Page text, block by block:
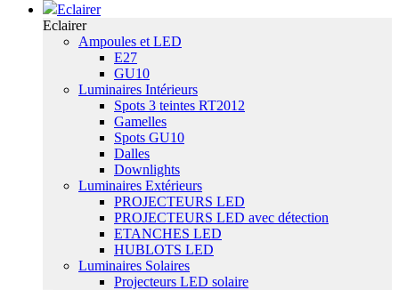
Eclairer
Eclairer
Ampoules et LED
E27
GU10
Luminaires Intérieurs
Spots 3 teintes RT2012
Gamelles
Spots GU10
Dalles
Downlights
Luminaires Extérieurs
PROJECTEURS LED
PROJECTEURS LED avec détection
ETANCHES LED
HUBLOTS LED
Luminaires Solaires
Projecteurs LED solaire